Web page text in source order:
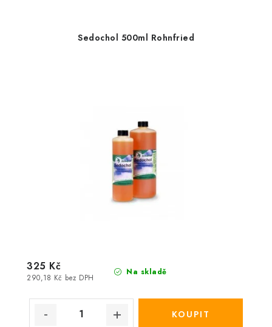
Sedochol 500ml Rohnfried
Na skladě
290,18 Kč bez DPH
325 Kč